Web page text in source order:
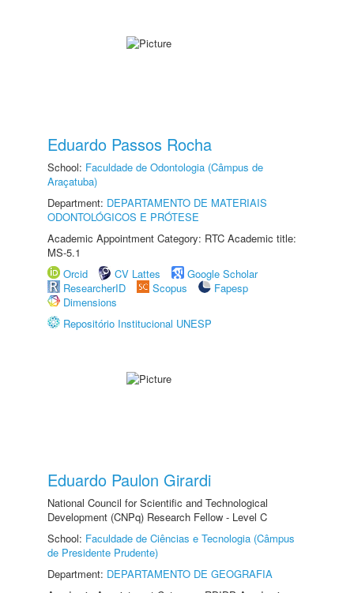
Eduardo Passos Rocha
School: Faculdade de Odontologia (Câmpus de
Araçatuba)
Department: DEPARTAMENTO DE MATERIAIS
ODONTOLÓGICOS E PRÓTESE
Academic Appointment Category: RTC Academic title:
MS-5.1
Orcid
CV Lattes
Google Scholar
ResearcherID
Scopus
Fapesp
Dimensions
Repositório Institucional UNESP
Eduardo Paulon Girardi
National Council for Scientific and Technological
Development (CNPq) Research Fellow - Level C
School: Faculdade de Ciências e Tecnologia (Câmpus
de Presidente Prudente)
Department: DEPARTAMENTO DE GEOGRAFIA